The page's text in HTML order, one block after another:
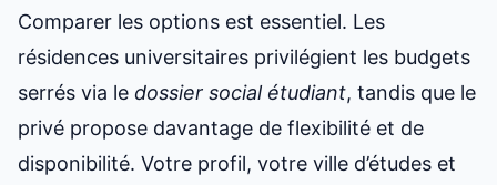
Comparer les options est essentiel. Les
résidences universitaires privilégient les budgets
serrés via le dossier social étudiant, tandis que le
privé propose davantage de flexibilité et de
disponibilité. Votre profil, votre ville d’études et